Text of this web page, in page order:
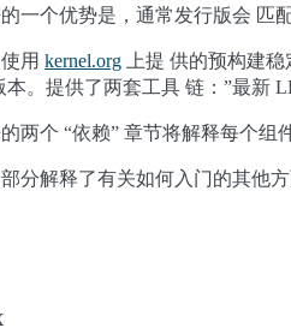
一个优势是，通常发行版会 匹
用 kernel.org 上提 供的预构建
本。提供了两套工具 链：”最新
两个 “依赖” 章节将解释每个组
分解释了有关如何入门的其他方